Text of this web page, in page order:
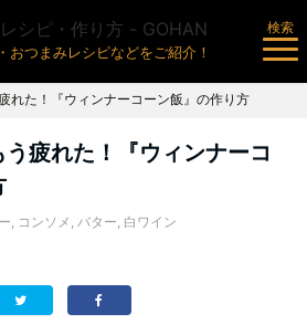
おつまみレシピなどをご紹介！
検索
れた！『ウィンナーコーン飯』の作り方
う疲れた！『ウィンナーコ
, コンソメ , バター, 白ワイン